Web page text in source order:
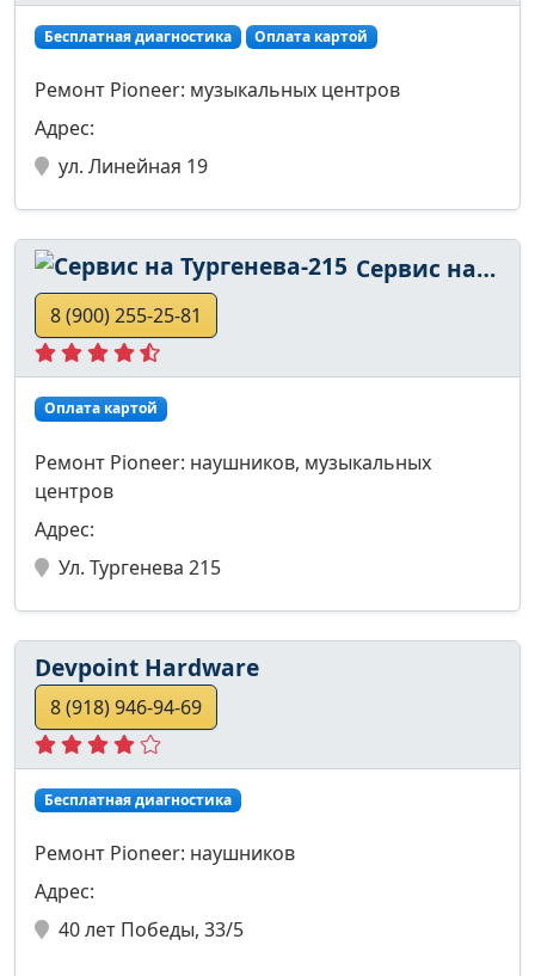
Бесплатная диагностика Оплата картой
Ремонт Pioneer: музыкальных центров
Адрес:
ул. Линейная 19
Сервис на Тургенева-215
8 (900) 255-25-81
Оплата картой
Ремонт Pioneer: наушников, музыкальных
центров
Адрес:
Ул. Тургенева 215
Devpoint Hardware
8 (918) 946-94-69
Бесплатная диагностика
Ремонт Pioneer: наушников
Адрес:
40 лет Победы, 33/5